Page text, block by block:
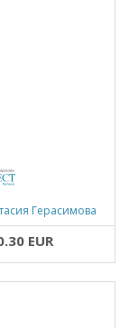
Герасимова
EUR